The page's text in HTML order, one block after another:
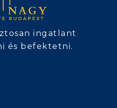
ingatlant
és befektetni.